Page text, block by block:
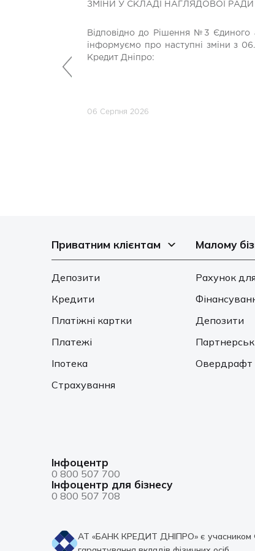
ЗМІНИ У СКЛАДІ НАГЛЯДОВОЇ
Відповідно до Рішення №3 Єдиного
інформуємо про наступні зміни з
Кредит Дніпро:
06 Серпня 2026
Попередній
Приватним клієнтам
Депозити
Кредити
Платіжні картки
Платежі
Іпотека
Страхування
Малому
Рахунок
Депозити
Овердрафт
Інфоцентр
0 800 507 700
Інфоцентр для бізнесу
0 800 507 708
АТ «БАНК КРЕДИТ ДНІПРО» є